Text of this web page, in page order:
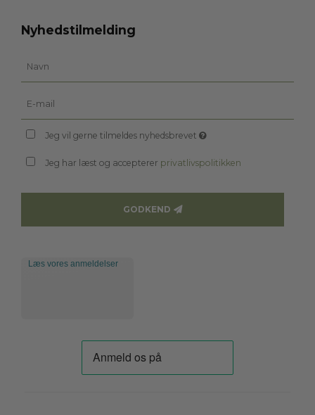
Nyhedstilmelding
Jeg vil gerne tilmeldes nyhedsbrevet
Jeg har læst og accepterer privatlivspolitikken
GODKEND
Læs vores anmeldelser